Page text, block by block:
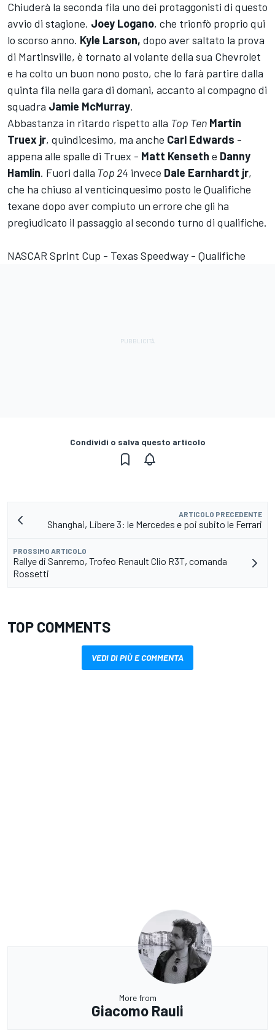
Chiuderà la seconda fila uno dei protaggonisti di questo
avvio di stagione, Joey Logano, che trionfò proprio qui
lo scorso anno. Kyle Larson, dopo aver saltato la prova
di Martinsville, è tornato al volante della sua Chevrolet
e ha colto un buon nono posto, che lo farà partire dalla
quinta fila nella gara di domani, accanto al compagno di
squadra Jamie McMurray.
Abbastanza in ritardo rispetto alla Top Ten Martin
Truex jr, quindicesimo, ma anche Carl Edwards -
appena alle spalle di Truex - Matt Kenseth e Danny
Hamlin. Fuori dalla Top 24 invece Dale Earnhardt jr,
che ha chiuso al venticinquesimo posto le Qualifiche
texane dopo aver compiuto un errore che gli ha
pregiudicato il passaggio al secondo turno di qualifiche.
NASCAR Sprint Cup - Texas Speedway - Qualifiche
Condividi o salva questo articolo
ARTICOLO PRECEDENTE
Shanghai, Libere 3: le Mercedes e poi subito le Ferrari
PROSSIMO ARTICOLO
Rallye di Sanremo, Trofeo Renault Clio R3T, comanda
Rossetti
TOP COMMENTS
VEDI DI PIÙ E COMMENTA
More from
Giacomo Rauli